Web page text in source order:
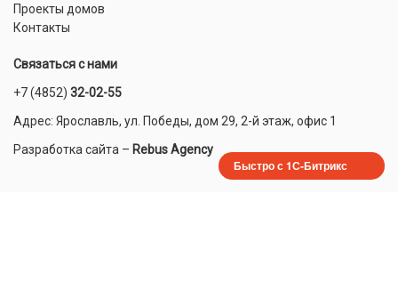
Проекты домов
Контакты
Связаться с нами
+7 (4852) 32-02-55
Адрес: Ярославль, ул. Победы, дом 29, 2-й этаж, офис 1
Разработка сайта – Rebus Agency
Быстро с 1С-Битрикс